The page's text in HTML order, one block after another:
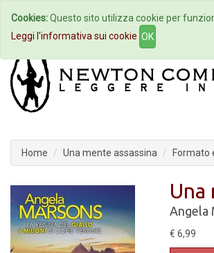
Home Autori
Home Una mente assassina Formato
Una
Angela
€ 6,99
Cookies:Questo sito utilizza cookie per
Leggi l'informativa sui cookie OK